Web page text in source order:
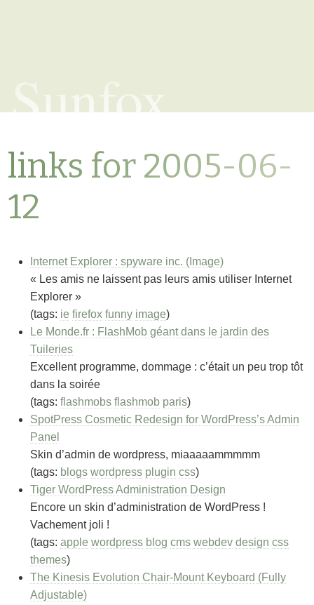
Sunfox
links for 2005-06-
12
Internet Explorer : spyware inc. (Image)
« Les amis ne laissent pas leurs amis utiliser Internet
Explorer »
(tags: ie firefox funny image)
Le Monde.fr : FlashMob géant dans le jardin des
Tuileries
Excellent programme, dommage : c’était un peu trop tôt
dans la soirée
(tags:flashmobs flashmob paris)
SpotPress Cosmetic Redesign for WordPress’s Admin
Panel
Skin d’admin de wordpress, miaaaaammmmm
(tags: blogs wordpress plugin css)
Tiger WordPress Administration Design
Encore un skin d’administration de WordPress !
Vachement joli !
(tags:apple wordpress blog cms webdev design css
themes)
The Kinesis Evolution Chair-Mount Keyboard (Fully
Adjustable)